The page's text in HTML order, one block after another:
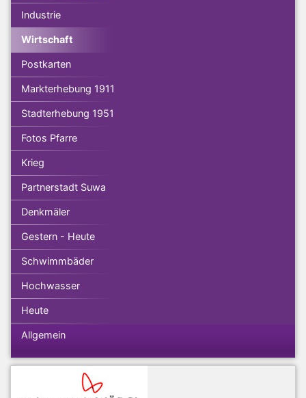
Industrie
Wirtschaft
Postkarten
Markterhebung 1911
Stadterhebung 1951
Fotos Pfarre
Krieg
Partnerstadt Suwa
Denkmäler
Gestern - Heute
Schwimmbäder
Hochwasser
Heute
Allgemein